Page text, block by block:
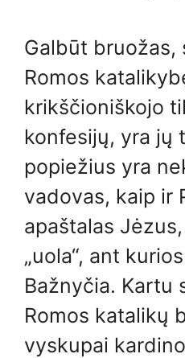
Galbūt bruožas,
Romos
krikščioniškojo
konfesijų, yra jų
popiežius yra
vadovas, kaip ir
apaštalas
„uola“, ant
Bažnyčia. Kartu
Romos katalikų
vyskupai